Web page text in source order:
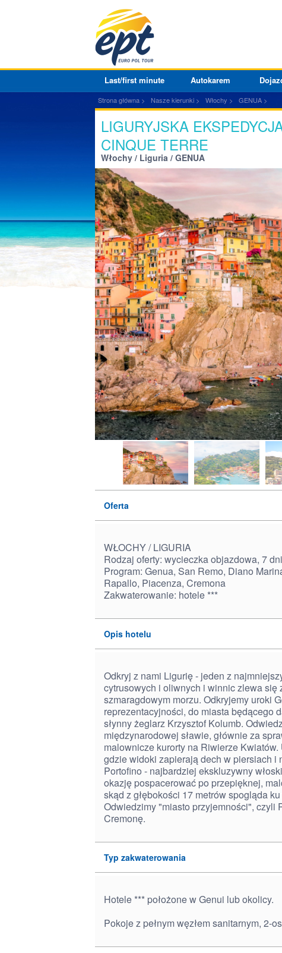
Last/first minute Autokarem
Strona główna Nasze kierunki Włochy GENUA
LIGURYJSKA
CINQUE TERRE
Włochy / Liguria / GENUA
Oferta
WŁOCHY / LIGURIA
Rodzaj oferty: wycieczka objazdowa, 7 dni
Program: Genua, San Remo, Diano
Rapallo, Piacenza, Cremona
Zakwaterowanie: hotele ***
Opis hotelu
Odkryj z nami Ligurię - jeden z
cytrusowych i oliwnych i winnic zlewa się
szmaragdowym morzu. Odkryjemy uroki
reprezentacyjności, do miasta będącego
słynny żeglarz Krzysztof Kolumb.
międzynarodowej sławie, głównie za
malownicze kurorty na Riwierze
gdzie widoki zapierają dech w piersiach
Portofino - najbardziej ekskluzywny
okazję pospacerować po przepięknej,
skąd z głębokości 17 metrów spogląda
Odwiedzimy "miasto przyjemności", czyli
Cremonę.
Typ zakwaterowania
Hotele *** położone w Genui lub okolicy.
Pokoje z pełnym węzłem sanitarnym, 2-